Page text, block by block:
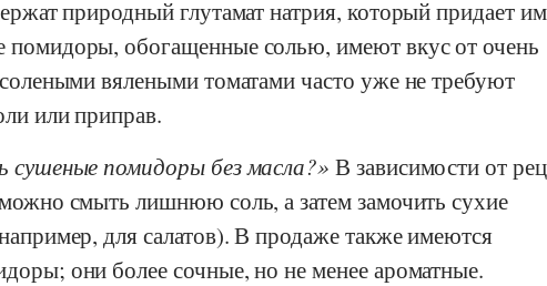
природный глутамат натрия, который придает
обогащенные солью, имеют вкус от очень
вялеными томатами часто уже не требуют
или приправ.
сушеные помидоры без масла? В зависимости от
смыть лишнюю соль, а затем замочить сухие
для салатов). В продаже также имеются
они более сочные, но не менее ароматные.